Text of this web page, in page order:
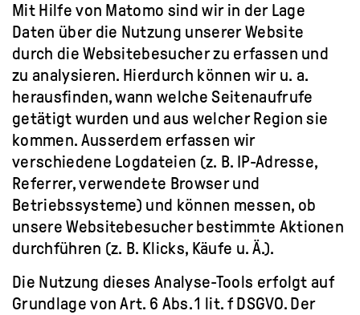
Mit Hilfe von Matomo sind wir in der Lage
Daten über die Nutzung unserer Website
durch die Websitebesucher zu erfassen und
zu analysieren. Hierdurch können wir u. a.
herausfinden, wann welche Seitenaufrufe
getätigt wurden und aus welcher Region sie
kommen. Ausserdem erfassen wir
verschiedene Logdateien (z. B. IP-Adresse,
Referrer, verwendete Browser und
Betriebssysteme) und können messen, ob
unsere Websitebesucher bestimmte Aktionen
durchführen (z. B. Klicks, Käufe u. Ä.).
Die Nutzung dieses Analyse-Tools erfolgt auf
Grundlage von Art. 6 Abs. 1 lit. f DSGVO. Der